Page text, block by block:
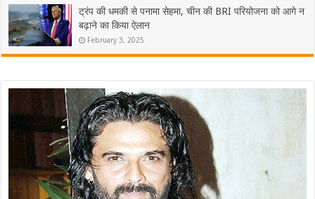
ट्रंप की धमकी से पनामा सेहमा, चीन की BRI परियोजना को आगे न
बढ़ाने का किया ऐलान
February 3, 2025
ओटीटी पर दस्तक देने के लिए तैयार ‘उस्ताद भगत सिंह’,
फिल्म
April 12, 2026
‘डकैत’ की बॉक्स ऑफिस पर धीमी शुरुआत, फिल्म ने पहले
April 11, 2026